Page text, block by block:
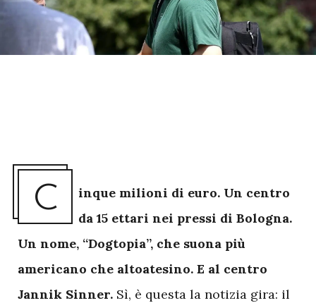
C
inque milioni di euro. Un centro
da 15 ettari nei pressi di Bologna.
Un nome, “Dogtopia”, che suona più
americano che altoatesino. E al centro
Jannik Sinner. Sì, è questa la notizia gira: il